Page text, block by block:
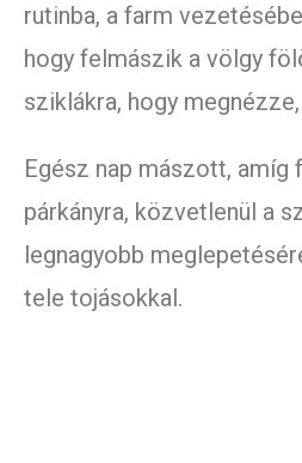
rutinba, a farm
hogy felmászik a völgy
sziklákra, hogy
Egész nap mászott, amíg
párkányra, közvetlenül a
legnagyobb
tele tojásokkal.